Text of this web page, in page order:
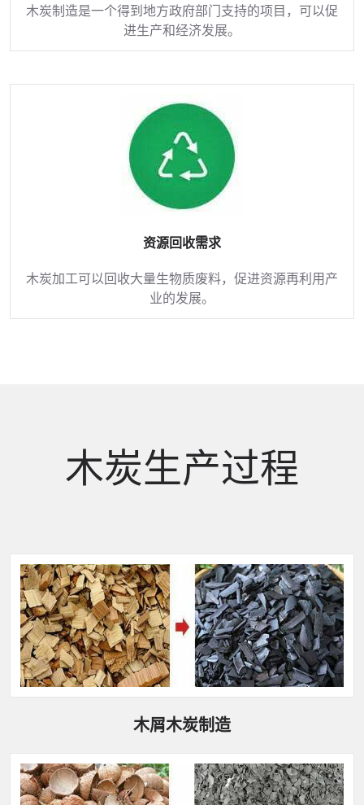
木炭制造是一个得到地方政府部门支持的项目，可以促
进生产和经济发展。
资源回收需求
木炭加工可以回收大量生物质废料，促进资源再利用产
业的发展。
木炭生产过程
木屑木炭制造